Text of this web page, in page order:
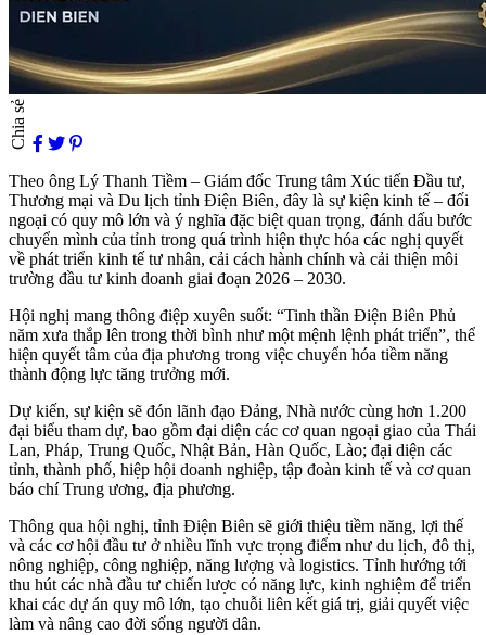
Chia sẻ
Theo ông Lý Thanh Tiềm – Giám đốc Trung tâm Xúc tiến Đầu tư,
Thương mại và Du lịch tỉnh Điện Biên, đây là sự kiện kinh tế – đối
ngoại có quy mô lớn và ý nghĩa đặc biệt quan trọng, đánh dấu bước
chuyển mình của tỉnh trong quá trình hiện thực hóa các nghị quyết
về phát triển kinh tế tư nhân, cải cách hành chính và cải thiện môi
trường đầu tư kinh doanh giai đoạn 2026 – 2030.
Hội nghị mang thông điệp xuyên suốt: “Tinh thần Điện Biên Phủ
năm xưa thắp lên trong thời bình như một mệnh lệnh phát triển”, thể
hiện quyết tâm của địa phương trong việc chuyển hóa tiềm năng
thành động lực tăng trưởng mới.
Dự kiến, sự kiện sẽ đón lãnh đạo Đảng, Nhà nước cùng hơn 1.200
đại biểu tham dự, bao gồm đại diện các cơ quan ngoại giao của Thái
Lan, Pháp, Trung Quốc, Nhật Bản, Hàn Quốc, Lào; đại diện các
tỉnh, thành phố, hiệp hội doanh nghiệp, tập đoàn kinh tế và cơ quan
báo chí Trung ương, địa phương.
Thông qua hội nghị, tỉnh Điện Biên sẽ giới thiệu tiềm năng, lợi thế
và các cơ hội đầu tư ở nhiều lĩnh vực trọng điểm như du lịch, đô thị,
nông nghiệp, công nghiệp, năng lượng và logistics. Tỉnh hướng tới
thu hút các nhà đầu tư chiến lược có năng lực, kinh nghiệm để triển
khai các dự án quy mô lớn, tạo chuỗi liên kết giá trị, giải quyết việc
làm và nâng cao đời sống người dân.